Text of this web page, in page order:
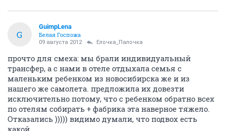
G
GuimpLena
Белая Госпожа
09 августа 2012 Ёлочка_Палочка
прочто для смеха: мы брали индивидуальный
трансфер, а с нами в отеле отдыхала семья с
маленьким ребенком из новосибирска же и из
нашего же самолета. предложила их довезти
исключительно потому, что с ребенком обратно всех
по отелям собирать + фабрика эта наверное тяжело.
Отказались ))))) видимо думали, что подвох есть
какой.